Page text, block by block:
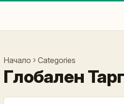
Начало Categories
Глобален